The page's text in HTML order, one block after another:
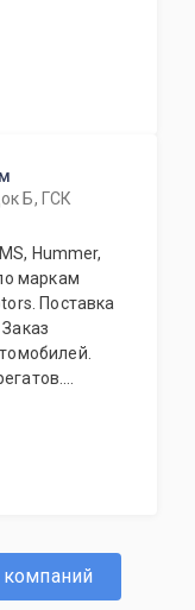
Б, ГСК
Hummer,
Поставка
и б/у
компаний